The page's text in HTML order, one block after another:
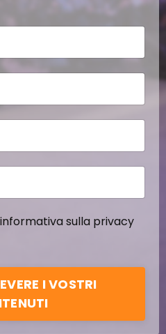
sulla privacy
I VOSTRI